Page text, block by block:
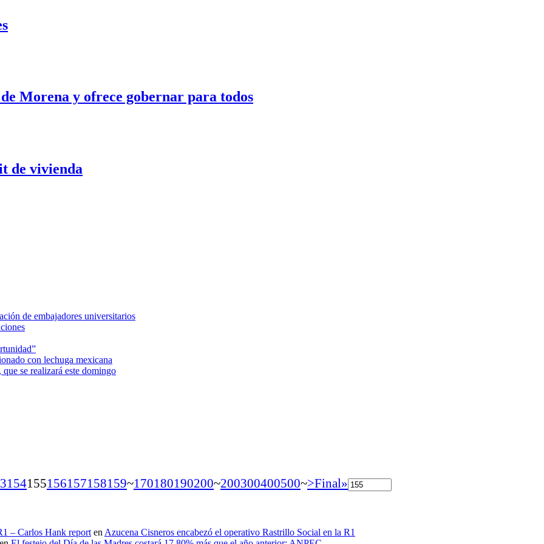
Morena y ofrece gobernar para todos
de vivienda
de embajadores universitarios
con lechuga mexicana
se realizará este domingo
154155156157158159~170180190200~200300400500~>Final»
– Carlos Hank report en Azucena Cisneros encabezó el operativo Rastrillo Social en la R1